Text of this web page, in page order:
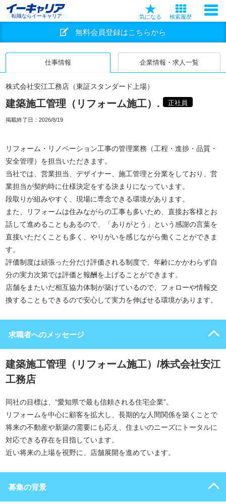
転職ならイーキャリア 気になる 検索履歴
無料会員登録はこちらから
仕事情報 企業情報・求人一覧
株式会社安江工務店（東証スタンダード上場）
建築施工管理（リフォーム施工）. 正社員
掲載終了日： 2026/8/19
リフォーム・リノベーション工事の管理業務（工程・進捗・品質・
安全管理）を担当いただきます。
当社では、営業担当、デザイナー、施工管理と分業をしており、営
業担当が契約時に仕様決定をする決まりになっています。
段取りが組みやすく、現場に専念できる環境があります。
また、リフォームは住みながらの工事も多いため、直接お客様とお
話して進めることもあるので、「ありがとう」という感謝の言葉を
直接いただくことも多く、やりがいを感じながら働くことができま
す。
評価制度は頑張った分だけ評価される制度で、年齢にかかわらず自
分の実力次第では評価と報酬を上げることができます。
店舗をまたいだ相互協力体制が築けているので、フォローや情報交
換することもできるので安心して実力を伸ばせる環境があります。
求職者へのメッセージ
建築施工管理（リフォーム施工）/株式会社安江
工務店
同社の目標は、“愛知県で最も信頼される住宅企業”。
リフォームを中心に顧客を拡大し、長期的な人間関係を築くことで
将来の不動産や新築の需要にも応え、住まいのニーズにトータルに
対応できる存在を目指しています。
近い将来の上場を視野に、店舗展開を進めています。
募集の背景